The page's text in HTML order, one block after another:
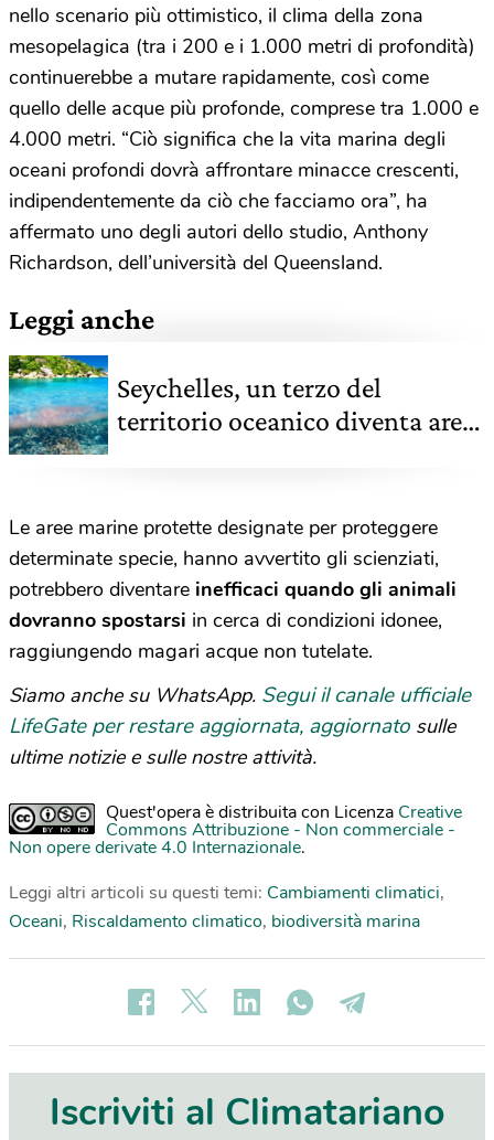
nello scenario più ottimistico, il clima della zona
mesopelagica (tra i 200 e i 1.000 metri di profondità)
continuerebbe a mutare rapidamente, così come
quello delle acque più profonde, comprese tra 1.000 e
4.000 metri. “Ciò significa che la vita marina degli
oceani profondi dovrà affrontare minacce crescenti,
indipendentemente da ciò che facciamo ora”, ha
affermato uno degli autori dello studio, Anthony
Richardson, dell’università del Queensland.
Leggi anche
Seychelles, un terzo del
territorio oceanico diventa area
Le aree marine protette designate per proteggere
determinate specie, hanno avvertito gli scienziati,
potrebbero diventare inefficaci quando gli animali
dovranno spostarsi in cerca di condizioni idonee,
raggiungendo magari acque non tutelate.
Siamo anche su WhatsApp. Segui il canale ufficiale
LifeGate per restare aggiornata, aggiornato sulle
ultime notizie e sulle nostre attività.
Quest'opera è distribuita con Licenza Creative
Commons Attribuzione - Non commerciale -
Non opere derivate 4.0 Internazionale.
Leggi altri articoli su questi temi: Cambiamenti climatici,
Oceani, Riscaldamento climatico, biodiversità marina
Iscriviti al Climatariano